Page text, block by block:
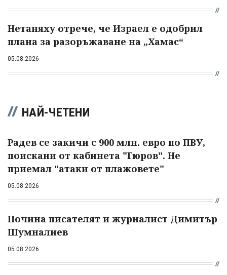
Нетаняху отрече, че Израел е одобрил
плана за разоръжаване на „Хамас“
05.08.2026
НАЙ-ЧЕТЕНИ
Радев се закичи с 900 млн. евро по ПВУ,
поискани от кабинета "Гюров". Не
приемал "атаки от плажовете"
05.08.2026
Почина писателят и журналист Димитър
Шумналиев
05.08.2026